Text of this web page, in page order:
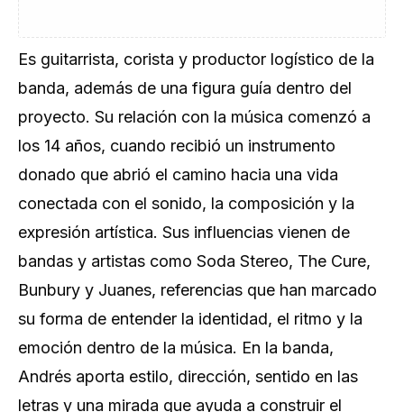
Es guitarrista, corista y productor logístico de la
banda, además de una figura guía dentro del
proyecto. Su relación con la música comenzó a
los 14 años, cuando recibió un instrumento
donado que abrió el camino hacia una vida
conectada con el sonido, la composición y la
expresión artística. Sus influencias vienen de
bandas y artistas como Soda Stereo, The Cure,
Bunbury y Juanes, referencias que han marcado
su forma de entender la identidad, el ritmo y la
emoción dentro de la música. En la banda,
Andrés aporta estilo, dirección, sentido en las
letras y una mirada que ayuda a construir el